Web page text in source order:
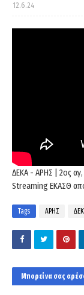
12.6.24
ΔΕΚΑ - ΑΡΗΣ | 2ος
Streaming ΕΚΑΣΘ
Tags ΑΡΗΣ
Μπορεί να σας